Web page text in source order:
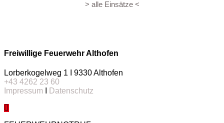
> alle Einsätze <
Freiwillige Feuerwehr Althofen
Lorberkogelweg 1 I 9330 Althofen
+43 4262 23 60
Impressum
Datenschutz